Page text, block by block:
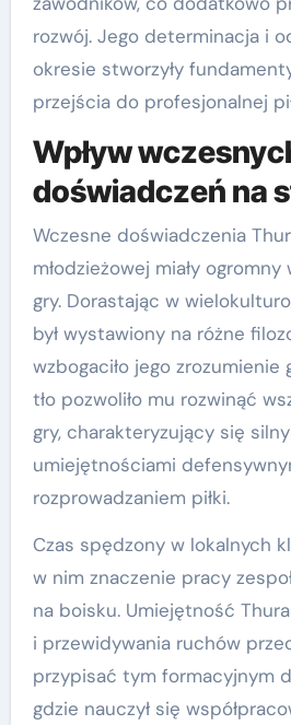
rozwój. Jego determinacja i
okresie stworzyły
przejścia do profesjonalnej
Wpływ
doświadczeń na
Wczesne doświadczenia
młodzieżowej miały
gry. Dorastając w
był wystawiony na różne
wzbogaciło jego zrozumienie
tło pozwoliło mu rozwinąć
gry, charakteryzujący się
umiejętnościami
rozprowadzaniem piłki.
Czas spędzony w lokalnych
w nim znaczenie pracy
na boisku. Umiejętność
i przewidywania ruchów
przypisać tym formacyjnym
gdzie nauczył się